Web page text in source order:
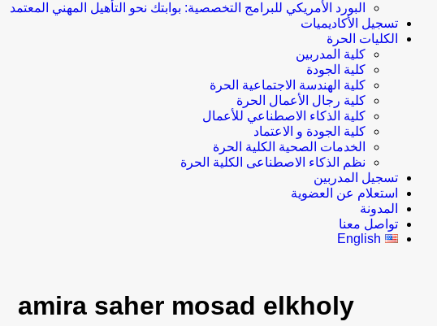
البورد الأمريكي للبرامج التخصصية: بوابتك نحو التأهيل المهني المعتمد
تسجيل الأكاديميات
الكليات الحرة
كلية المدربين
كلية الجودة
كلية الهندسة الاجتماعية الحرة
كلية رجال الأعمال الحرة
كلية الذكاء الاصطناعي للأعمال
كلية الجودة و الاعتماد
الخدمات الصحية الكلية الحرة
نظم الذكاء الاصطناعى الكلية الحرة
تسجيل المدربين
استعلام عن العضوية
المدونة
تواصل معنا
English
amira saher mosad elkholy